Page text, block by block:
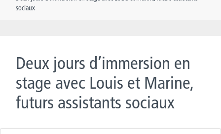
Rencontrez-nous
Inscriptions
sociaux
Deux jours d’immersion en
stage avec Louis et Marine,
futurs assistants sociaux